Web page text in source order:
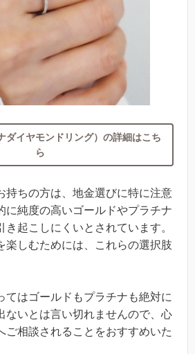
ダイヤモンドリング）の詳細はこち
ら
持ちの方は、地金選びに特に注意
に純度の高いゴールドやプラチナ
き起こしにくいとされています。
楽しむためには、これらの選択肢
てはゴールドもプラチナも絶対に
ないとは言い切れませんので、心
ご相談されることをおすすめいた